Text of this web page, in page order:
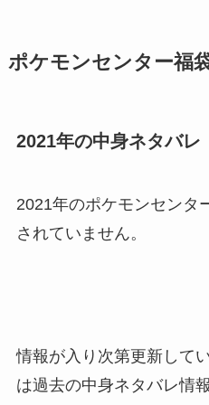
ポケモンセンター福
2021年の中身ネタバレ
2021年のポケモンセンタ
されていません。
情報が入り次第更新して
は過去の中身ネタバレ情